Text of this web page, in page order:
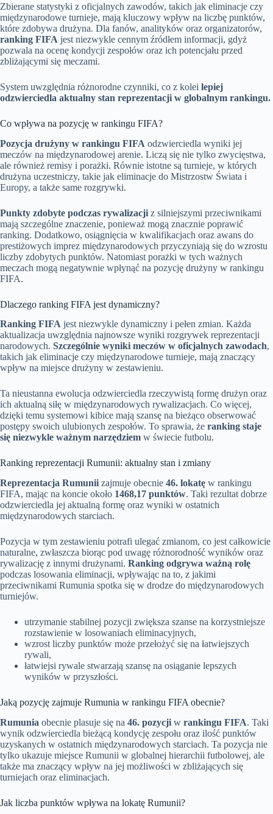
Zbierane statystyki z oficjalnych zawodów, takich jak eliminacje czy
międzynarodowe turnieje, mają kluczowy wpływ na liczbę punktów,
które zdobywa drużyna. Dla fanów, analityków oraz organizatorów,
ranking FIFA jest niezwykle cennym źródłem informacji, gdyż
pozwala na ocenę kondycji zespołów oraz ich potencjału przed
zbliżającymi się meczami.
System uwzględnia różnorodne czynniki, co z kolei lepiej
odzwierciedla aktualny stan reprezentacji w globalnym rankingu.
Co wpływa na pozycję w rankingu FIFA?
Pozycja drużyny w rankingu FIFA odzwierciedla wyniki jej
meczów na międzynarodowej arenie. Liczą się nie tylko zwycięstwa,
ale również remisy i porażki. Równie istotne są turnieje, w których
drużyna uczestniczy, takie jak eliminacje do Mistrzostw Świata i
Europy, a także same rozgrywki.
Punkty zdobyte podczas rywalizacji z silniejszymi przeciwnikami
mają szczególne znaczenie, ponieważ mogą znacznie poprawić
ranking. Dodatkowo, osiągnięcia w kwalifikacjach oraz awans do
prestiżowych imprez międzynarodowych przyczyniają się do wzrostu
liczby zdobytych punktów. Natomiast porażki w tych ważnych
meczach mogą negatywnie wpłynąć na pozycję drużyny w rankingu
FIFA.
Dlaczego ranking FIFA jest dynamiczny?
Ranking FIFA jest niezwykle dynamiczny i pełen zmian. Każda
aktualizacja uwzględnia najnowsze wyniki rozgrywek reprezentacji
narodowych. Szczególnie wyniki meczów w oficjalnych zawodach,
takich jak eliminacje czy międzynarodowe turnieje, mają znaczący
wpływ na miejsce drużyny w zestawieniu.
Ta nieustanna ewolucja odzwierciedla rzeczywistą formę drużyn oraz
ich aktualną siłę w międzynarodowych rywalizacjach. Co więcej,
dzięki temu systemowi kibice mają szansę na bieżąco obserwować
postępy swoich ulubionych zespołów. To sprawia, że ranking staje
się niezwykle ważnym narzędziem w świecie futbolu.
Ranking reprezentacji Rumunii: aktualny stan i zmiany
Reprezentacja Rumunii zajmuje obecnie 46. lokatę w rankingu
FIFA, mając na koncie około 1468,17 punktów. Taki rezultat dobrze
odzwierciedla jej aktualną formę oraz wyniki w ostatnich
międzynarodowych starciach.
Pozycja w tym zestawieniu potrafi ulegać zmianom, co jest całkowicie
naturalne, zwłaszcza biorąc pod uwagę różnorodność wyników oraz
rywalizację z innymi drużynami. Ranking odgrywa ważną rolę
podczas losowania eliminacji, wpływając na to, z jakimi
przeciwnikami Rumunia spotka się w drodze do międzynarodowych
turniejów.
utrzymanie stabilnej pozycji zwiększa szanse na korzystniejsze
rozstawienie w losowaniach eliminacyjnych,
wzrost liczby punktów może przełożyć się na łatwiejszych
rywali,
łatwiejsi rywale stwarzają szansę na osiąganie lepszych
wyników w przyszłości.
Jaką pozycję zajmuje Rumunia w rankingu FIFA obecnie?
Rumunia obecnie plasuje się na 46. pozycji w rankingu FIFA. Taki
wynik odzwierciedla bieżącą kondycję zespołu oraz ilość punktów
uzyskanych w ostatnich międzynarodowych starciach. Ta pozycja nie
tylko ukazuje miejsce Rumunii w globalnej hierarchii futbolowej, ale
także ma znaczący wpływ na jej możliwości w zbliżających się
turniejach oraz eliminacjach.
Jak liczba punktów wpływa na lokatę Rumunii?